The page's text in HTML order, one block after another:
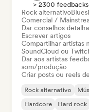
> 2300
Rock alternativoBlues
Comercial /
Dar conselhos
Escrever artigos
Compartilhar artistas
SoundCloud ou
Dar aos artistas
som/produção
Criar posts ou reels
Rock alternativo
Hardcore
Hard rock